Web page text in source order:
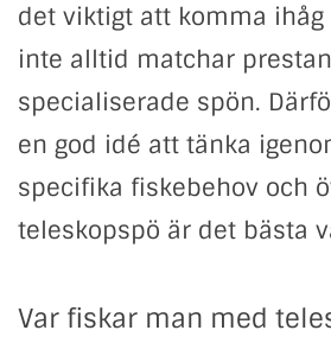
det viktigt att komma ihåg
inte alltid matchar
specialiserade spön.
en god idé att tänka
specifika fiskebehov och
teleskopspö är det bästa
Var fiskar man med